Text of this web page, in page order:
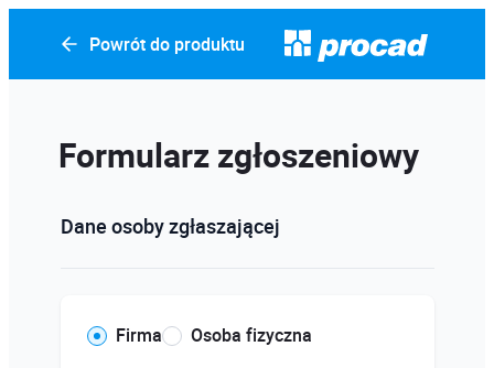
Powrót do produktu
Formularz zgłoszeniowy
Dane osoby zgłaszającej
Firma Osoba fizyczna